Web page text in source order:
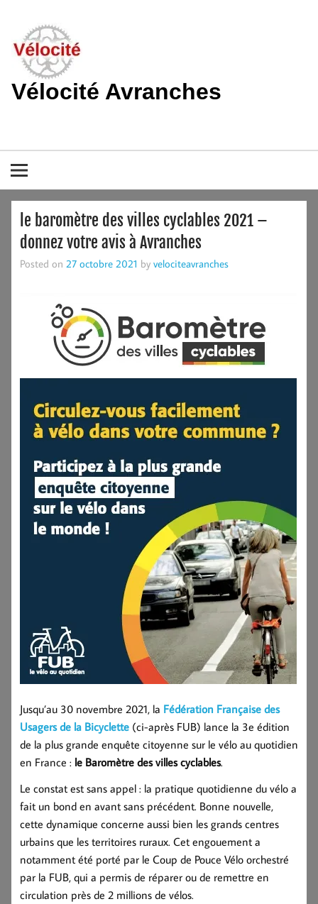
content
Vélocité Avranches
le baromètre des villes cyclables 2021 –
donnez votre avis à Avranches
Posted on 27 octobre 2021 by velociteavranches
Jusqu’au 30 novembre 2021, la Fédération Française des
Usagers de la Bicyclette (ci-après FUB) lance la 3e édition
de la plus grande enquête citoyenne sur le vélo au quotidien
en France : le Baromètre des villes cyclables.
Le constat est sans appel : la pratique quotidienne du vélo a
fait un bond en avant sans précédent. Bonne nouvelle,
cette dynamique concerne aussi bien les grands centres
urbains que les territoires ruraux. Cet engouement a
notamment été porté par le Coup de Pouce Vélo orchestré
par la FUB, qui a permis de réparer ou de remettre en
circulation près de 2 millions de vélos.